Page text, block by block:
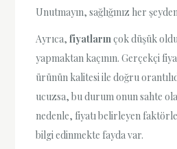
Unutmayın, sağlığınız her
Ayrıca,fiyatların çok düşük
yapmaktan kaçının. Gerçekçi
ürünün kalitesi ile doğru
ucuzsa, bu durum onun sahte
nedenle, fiyatı belirleyen
bilgi edinmekte fayda var.